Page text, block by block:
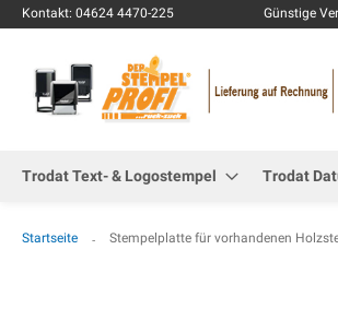
Kontakt: 04624 4470-225 Günstige
Trodat Text- & Logostempel Trodat
Startseite Stempelplatte für vorhandenen